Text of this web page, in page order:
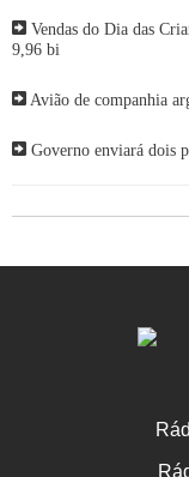
Vendas do Dia das
9,96 bi
Avião de companhia
Governo enviará dois